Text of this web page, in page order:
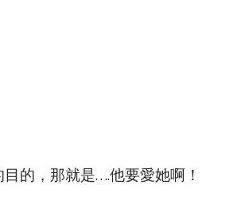
的，那就是….他要愛她啊！